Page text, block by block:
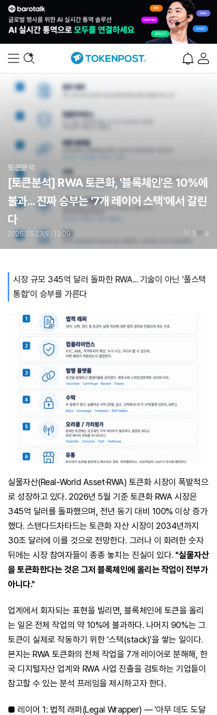
토큰분석
[토큰분석] RWA 토큰화, '블록체인'은 10%에
불과... 진짜 승부는 '7개 레이어 스택'에서 갈린
다
2026.05.23(토) 13:09 2 4
시장 규모 345억 달러 돌파한 RWA... 기술이 아닌 '풀스택
통합'이 승부를 가른다
실물자산(Real-World Asset·RWA) 토큰화 시장이 폭발적으
로 성장하고 있다. 2026년 5월 기준 토큰화 RWA 시장은
345억 달러를 돌파했으며, 전년 동기 대비 100% 이상 증가
했다. 스탠다드차타드는 토큰화 자산 시장이 2034년까지
30조 달러에 이를 것으로 전망한다. 그러나 이 화려한 숫자
뒤에는 시장 참여자들이 종종 놓치는 진실이 있다. "실물자산
을 토큰화한다는 것은 그저 블록체인에 올리는 작업이 전부가
아니다."
업계에서 회자되는 표현을 빌리면, 블록체인에 토큰을 올리
는 일은 전체 작업의 약 10%에 불과하다. 나머지 90%는 그
토큰이 실제로 작동하기 위한 '스택(stack)'을 쌓는 일이다.
본지는 RWA 토큰화의 전체 작업을 7개 레이어로 분해해, 한
국 디지털자산 업계와 RWA 사업 진출을 검토하는 기업들이
참고할 수 있는 분석 프레임을 제시하고자 한다.
■ 레이어 1: 법적 래퍼(Legal Wrapper) — '아무 데도 도달